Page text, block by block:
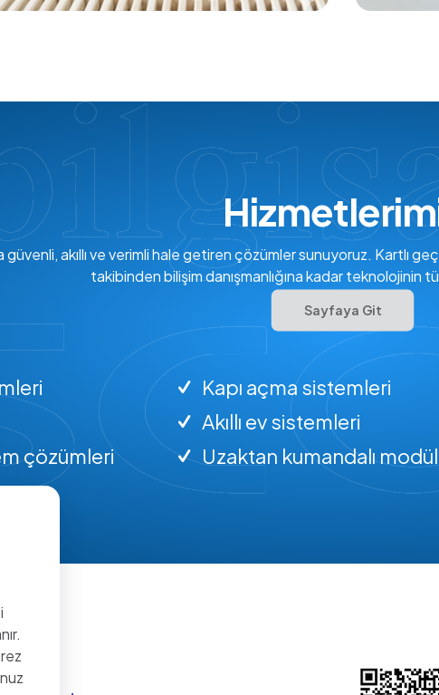
güvenli, akıllı ve verimli hale getiren çözümler sunuyoruz. Kartlı
takibinden bilişim danışmanlığına kadar teknolojinin
Sayfaya Git
çözümleri
Kapı açma sistemleri
Akıllı ev sistemleri
Uzaktan kumandalı